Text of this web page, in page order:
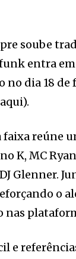
soube
entra
no dia 18
reúne
K, MC
Glenner.
o
nas
e